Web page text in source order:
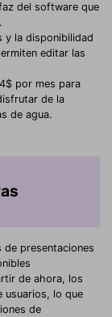
del software que
y la disponibilidad
editar las
por mes para
de la
de agua.
presentaciones
de ahora, los
usuarios, lo que
de